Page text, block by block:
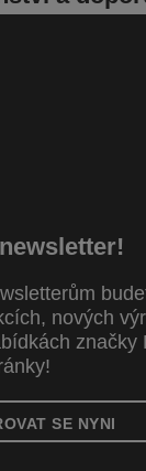
nových
značky
SE NYNI